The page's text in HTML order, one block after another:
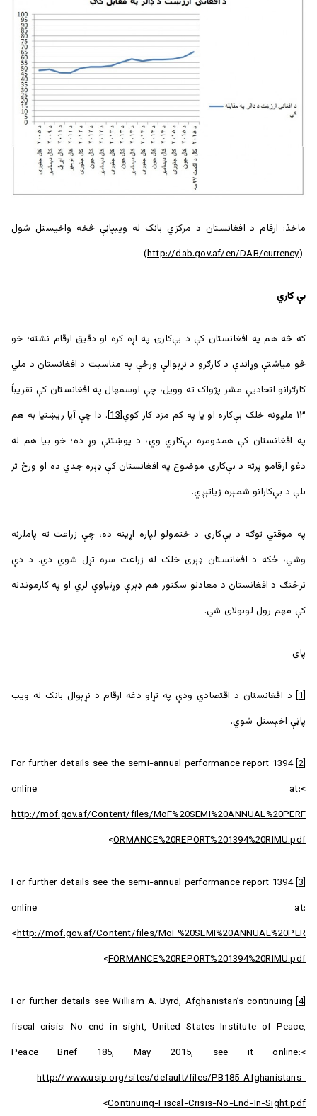
ماخذ: ارقام د افغانستان د مرکزي بانک له ویبپاڼې څخه واخیستل شول
(
http://dab.gov.af/en/DAB/currency
)
بې کاري
که څه هم په افغانستان کې د بې‌‌کارۍ په اړه کره او دقیق ارقام نشته؛ خو
څو میاشتې وړاندې د کارګرو د نړېوالې ورځې په مناسبت د افغانستان د ملي
کارګرانو اتحادیې مشر پژواک ته وویل، چې اوسمهال په افغانستان کې تقریباً
۱۳ ملیونه خلک بې‌کاره او یا په کم مزد کار کوي
[13]
. دا چې آیا ریښتیا به هم
په افغانستان کې همدومره بې‌کاري وي، د پوښتنې وړ ده؛ خو بیا هم له
دغو ارقامو پرته د بې‌کارۍ موضوع په افغانستان کې ډېره جدي ده او ورځ تر
بلې د بې‌کارانو شمېره زیاتېږي.
په موقتي توګه د بې‌کارۍ د ختمولو لپاره اړینه ده، چې زراعت ته پاملرنه
وشي، ځکه د افغانستان ډېری خلک له زراعت سره تړل شوي دي. د دې
ترڅنګ د افغانستان د معادنو سکتور هم ډېرې وړتیاوې لري او په کارموندنه
کې مهم رول لوبولای شي.
پای
[1]
د افغانستان د اقتصادي ودې په تړاو دغه ارقام د نړېوال بانک له ویب
پاڼې اخېستل شوي.
[2]
For further details see the semi-annual performance report 1394
online at:<
http://mof.gov.af/Content/files/MoF%20SEMI%20ANNUAL%20PERF
ORMANCE%20REPORT%201394%20RIMU.pdf
>
[3]
For further details see the semi-annual performance report 1394
online at:
<http://mof.gov.af/Content/files/MoF%20SEMI%20ANNUAL%20PER
FORMANCE%20REPORT%201394%20RIMU.pdf
>
[4]
For further details see William A. Byrd, Afghanistan’s continuing
fiscal crisis: No end in sight, United States Institute of Peace,
Peace Brief 185, May 2015, see it online:<
http://www.usip.org/sites/default/files/PB185-Afghanistans-
Continuing-Fiscal-Crisis-No-End-In-Sight.pdf
>